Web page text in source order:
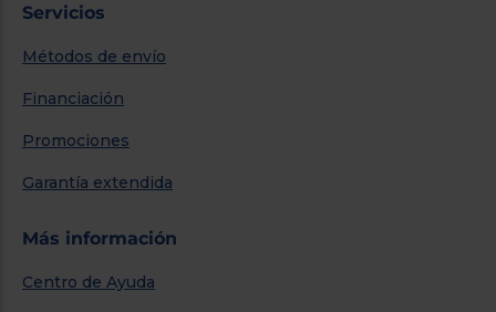
Servicios
Métodos de envío
Financiación
Promociones
Garantía extendida
Más información
Centro de Ayuda